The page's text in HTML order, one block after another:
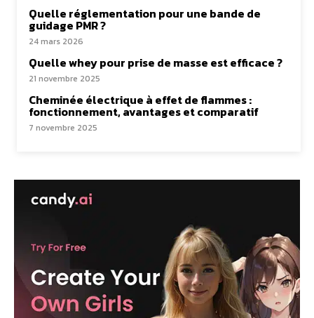
Quelle réglementation pour une bande de
guidage PMR ?
24 mars 2026
Quelle whey pour prise de masse est efficace ?
21 novembre 2025
Cheminée électrique à effet de flammes :
fonctionnement, avantages et comparatif
7 novembre 2025